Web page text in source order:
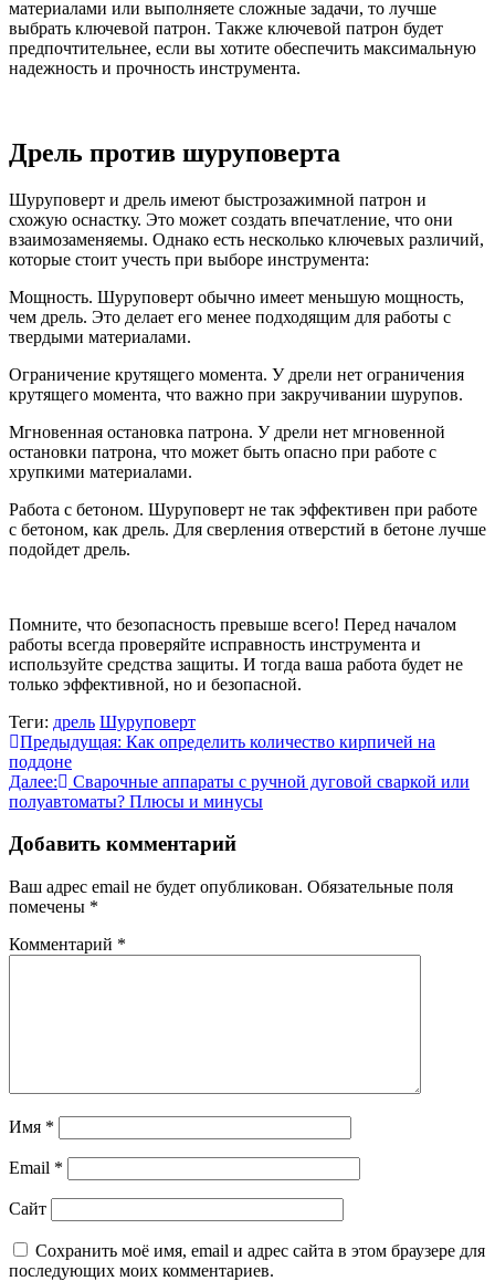
материалами или выполняете сложные задачи, то лучше
выбрать ключевой патрон. Также ключевой патрон будет
предпочтительнее, если вы хотите обеспечить максимальную
надежность и прочность инструмента.
Дрель против шуруповерта
Шуруповерт и дрель имеют быстрозажимной патрон и
схожую оснастку. Это может создать впечатление, что они
взаимозаменяемы. Однако есть несколько ключевых различий,
которые стоит учесть при выборе инструмента:
Мощность. Шуруповерт обычно имеет меньшую мощность,
чем дрель. Это делает его менее подходящим для работы с
твердыми материалами.
Ограничение крутящего момента. У дрели нет ограничения
крутящего момента, что важно при закручивании шурупов.
Мгновенная остановка патрона. У дрели нет мгновенной
остановки патрона, что может быть опасно при работе с
хрупкими материалами.
Работа с бетоном. Шуруповерт не так эффективен при работе
с бетоном, как дрель. Для сверления отверстий в бетоне лучше
подойдет дрель.
Помните, что безопасность превыше всего! Перед началом
работы всегда проверяйте исправность инструмента и
используйте средства защиты. И тогда ваша работа будет не
только эффективной, но и безопасной.
Теги: дрель Шуруповерт
Навигация
по
записям
Предыдущая: Как определить количество кирпичей на
поддоне
Далее:
Сварочные аппараты с ручной дуговой сваркой или
полуавтоматы? Плюсы и минусы
Добавить комментарий
Ваш адрес email не будет опубликован. Обязательные поля
помечены *
Комментарий *
Имя *
Email *
Сайт
Сохранить моё имя, email и адрес сайта в этом браузере для
последующих моих комментариев.